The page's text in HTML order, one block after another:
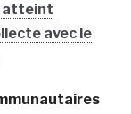
atteint
avec le